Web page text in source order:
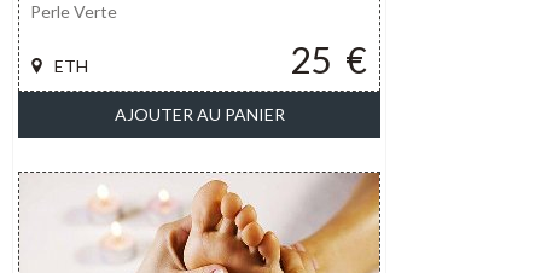
25 €
ETH
Perle Verte
AJOUTER AU PANIER